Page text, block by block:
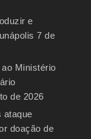
e
7 de
Ministério
de 2026
ataque
doação de